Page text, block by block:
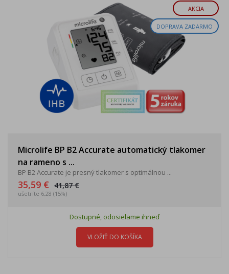
AKCIA
DOPRAVA ZADARMO
Microlife BP B2 Accurate automatický tlakomer
na rameno s ...
BP B2 Accurate je presný tlakomer s optimálnou ...
35,59 € 41,87 €
ušetríte 6,28 (15%)
Dostupné, odosielame ihneď
VLOŽIŤ DO KOŠÍKA